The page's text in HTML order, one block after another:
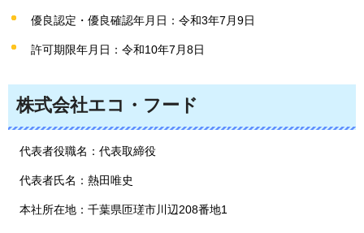
優良認定・優良確認年月日：令和3年7月9日
許可期限年月日：令和10年7月8日
株式会社エコ・フード
代表者役職名：代表取締役
代表者氏名：熱田唯史
本社所在地：千葉県匝瑳市川辺208番地1